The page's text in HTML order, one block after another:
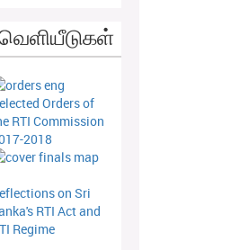
Orders of
RTI Commission
2018
on Sri
RTI Act and
Regime